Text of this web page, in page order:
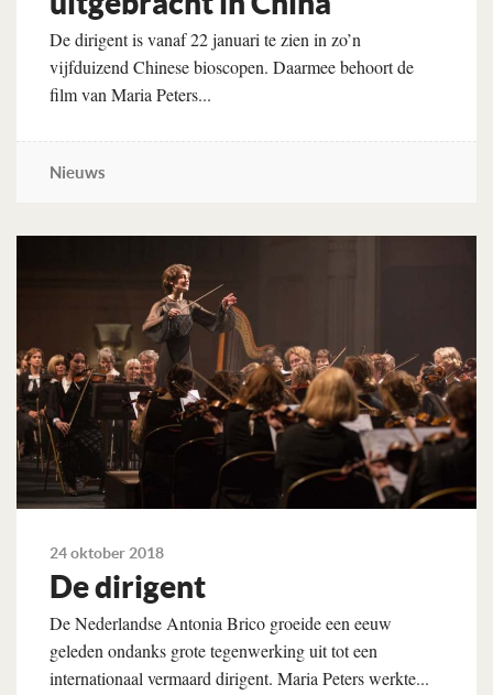
De dirigent is vanaf 22 januari te zien in zo’n
vijfduizend Chinese bioscopen. Daarmee behoort de
film van Maria Peters...
Nieuws
Lees verder
24 oktober 2018
De dirigent
De Nederlandse Antonia Brico groeide een eeuw
geleden ondanks grote tegenwerking uit tot een
internationaal vermaard dirigent. Maria Peters werkte...